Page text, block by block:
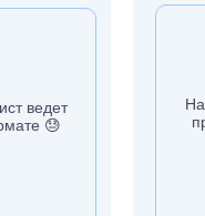
ведет
😓